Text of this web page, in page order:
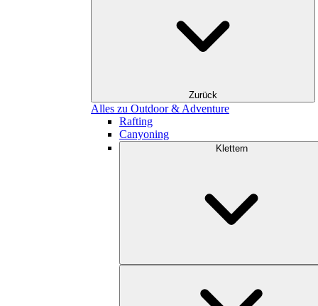
Zurück
Alles zu Outdoor & Adventure
Rafting
Canyoning
Klettern